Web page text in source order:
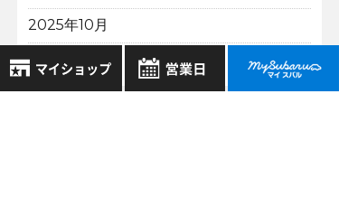
2025年10月
2025年9月
もっと表示する